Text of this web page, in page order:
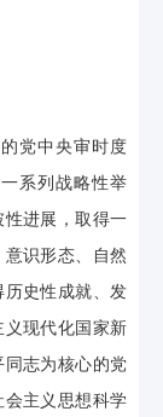
党中央审时度
系列战略性举
进展，取得一
识形态、自然
史性成就、发
现代化国家新
志为核心的党
主义思想科学